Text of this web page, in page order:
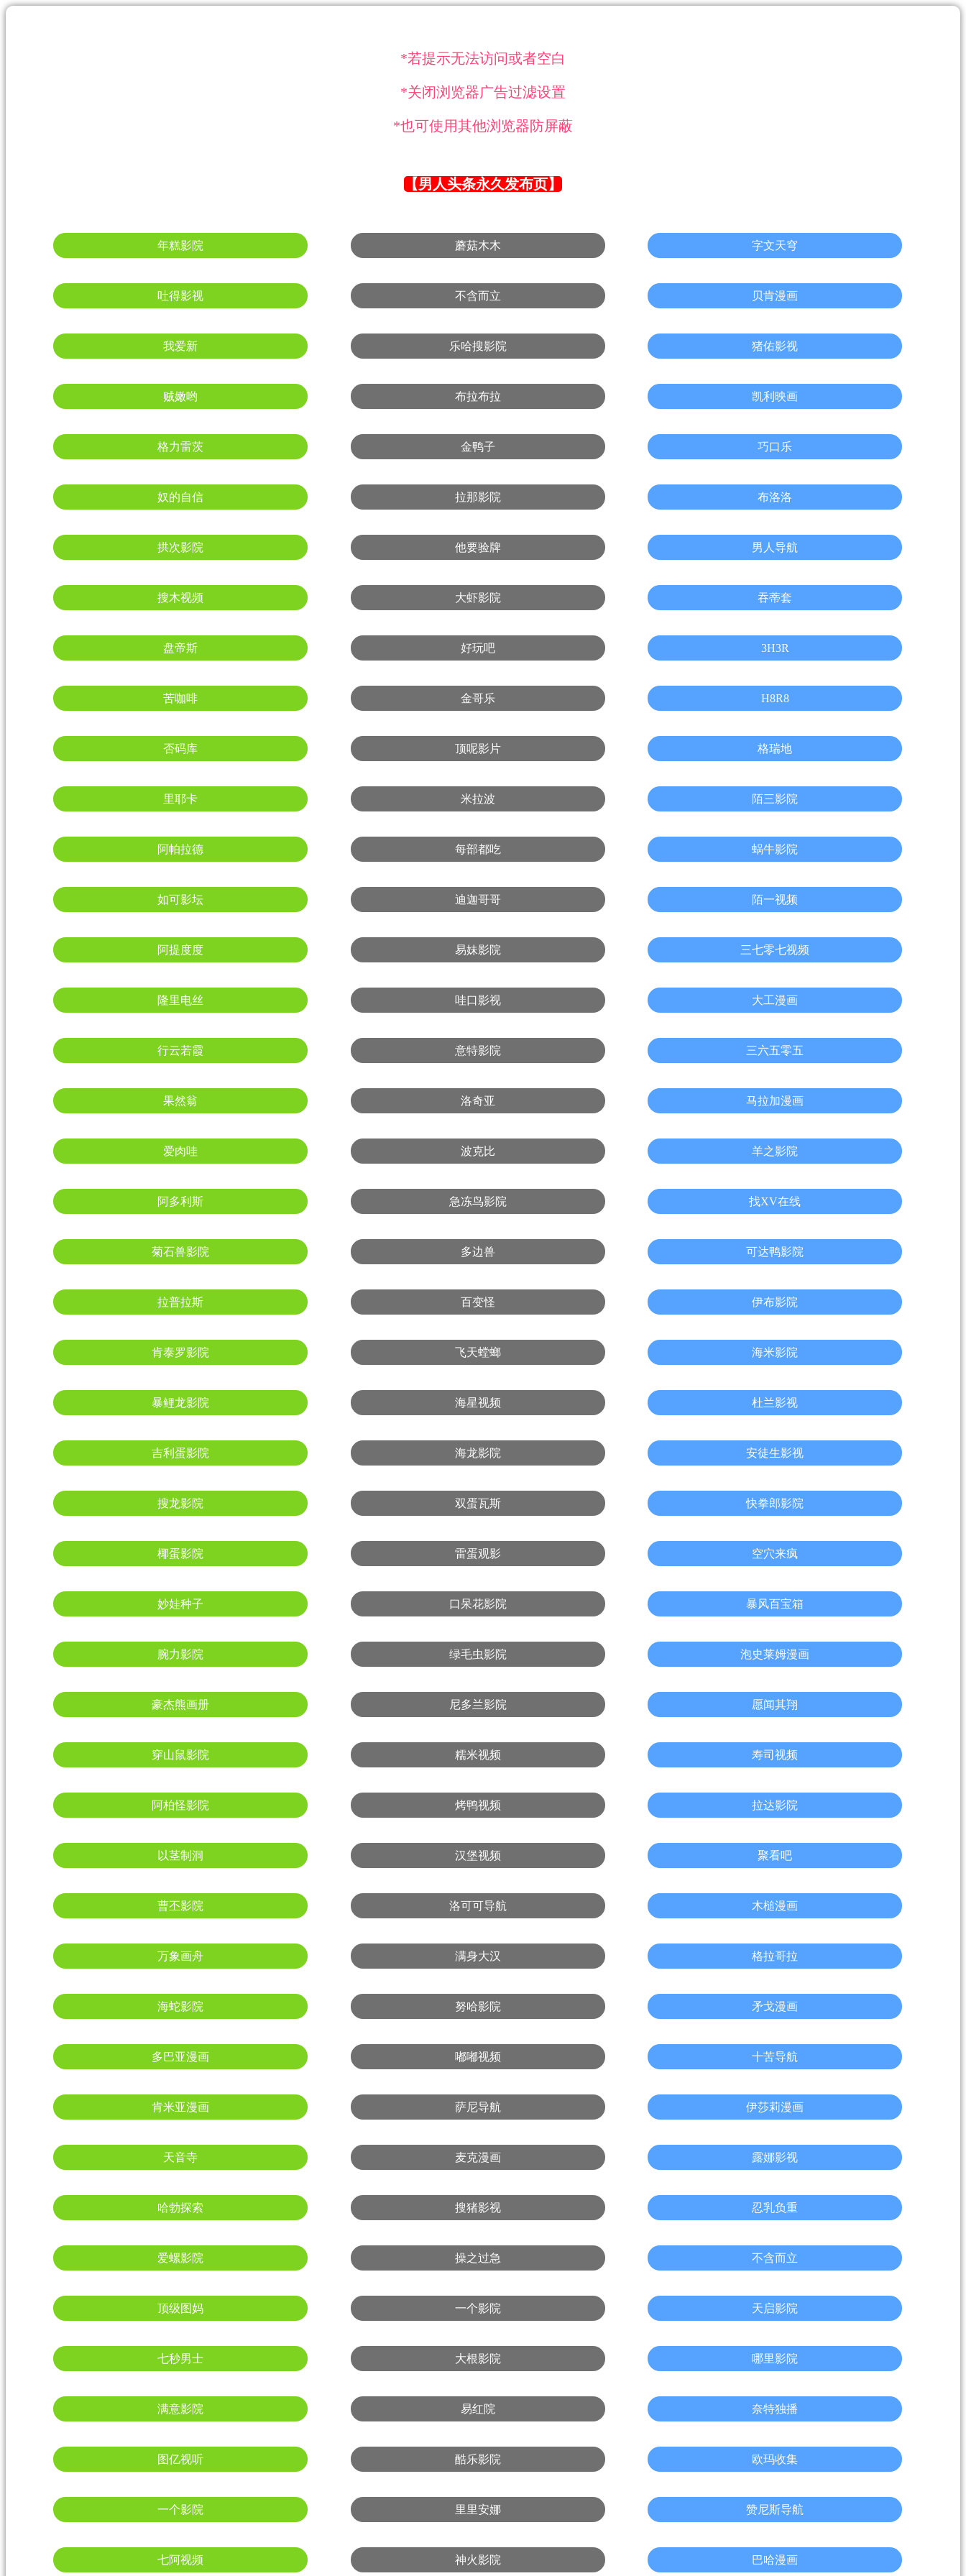
*若提示无法访问或者空白
*关闭浏览器广告过滤设置
*也可使用其他浏览器防屏蔽
【男人头条永久发布页】
年糕影院 蘑菇木木 字文天穹
吐得影视 不含而立 贝肯漫画
我爱新 乐哈搜影院 猪佑影视
贼嫩哟 布拉布拉 凯利映画
格力雷茨 金鸭子 巧口乐
奴的自信 拉那影院 布洛洛
拱次影院 他要验牌 男人导航
搜木视频 大虾影院 吞蒂套
盘帝斯 好玩吧 3H3R
苦咖啡 金哥乐 H8R8
否码库 顶呢影片 格瑞地
里耶卡 米拉波 陌三影院
阿帕拉德 每部都吃 蜗牛影院
如可影坛 迪迦哥哥 陌一视频
阿提度度 易妹影院 三七零七视频
隆里电丝 哇口影视 大工漫画
行云若霞 意特影院 三六五零五
果然翁 洛奇亚 马拉加漫画
爱肉哇 波克比 羊之影院
阿多利斯 急冻鸟影院 找XV在线
菊石兽影院 多边兽 可达鸭影院
拉普拉斯 百变怪 伊布影院
肯泰罗影院 飞天螳螂 海米影院
暴鲤龙影院 海星视频 杜兰影视
吉利蛋影院 海龙影院 安徒生影视
搜龙影院 双蛋瓦斯 快拳郎影院
椰蛋影院 雷蛋观影 空穴来疯
妙娃种子 口呆花影院 暴风百宝箱
腕力影院 绿毛虫影院 泡史莱姆漫画
豪杰熊画册 尼多兰影院 愿闻其翔
穿山鼠影院 糯米视频 寿司视频
阿柏怪影院 烤鸭视频 拉达影院
以茎制洞 汉堡视频 聚看吧
曹丕影院 洛可可导航 木槌漫画
万象画舟 满身大汉 格拉哥拉
海蛇影院 努哈影院 矛戈漫画
多巴亚漫画 嘟嘟视频 十苦导航
肯米亚漫画 萨尼导航 伊莎莉漫画
天音寺 麦克漫画 露娜影视
哈勃探索 搜猪影视 忍乳负重
爱螺影院 操之过急 不含而立
顶级图妈 一个影院 天启影院
七秒男士 大根影院 哪里影院
满意影院 易红院 奈特独播
图亿视听 酷乐影院 欧玛收集
一个影院 里里安娜 赞尼斯导航
七阿视频 神火影院 巴哈漫画